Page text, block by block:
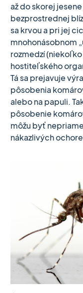
až do skorej
bezprostrednej
sa krvou a pri jej
mnohonásobnom
rozmedzí
hostiteľského
Tá sa prejavuje
pôsobenia
alebo na papuli.
pôsobenie
môžu byť
nákazlivých